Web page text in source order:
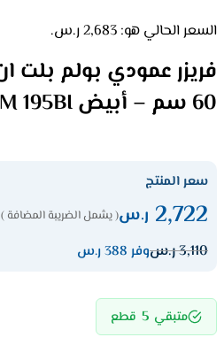
السعر الحالي هو: 2,683 ر.س.
60 سم – أبيض BULM 195BI
سعر المنتج
2,722 ر.س( يشمل الضريبة المضافة )
3,110ر.سوفر 388 ر.س
متبقي 5 قطع